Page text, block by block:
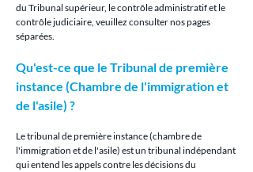
du Tribunal supérieur, le contrôle administratif et le
contrôle judiciaire, veuillez consulter nos pages
séparées.
Qu'est-ce que le Tribunal de première
instance (Chambre de l'immigration et
de l'asile) ?
Le tribunal de première instance (chambre de
l'immigration et de l'asile) est un tribunal indépendant
qui entend les appels contre les décisions du